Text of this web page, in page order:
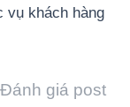
vụ khách hàng
Đánh giá post